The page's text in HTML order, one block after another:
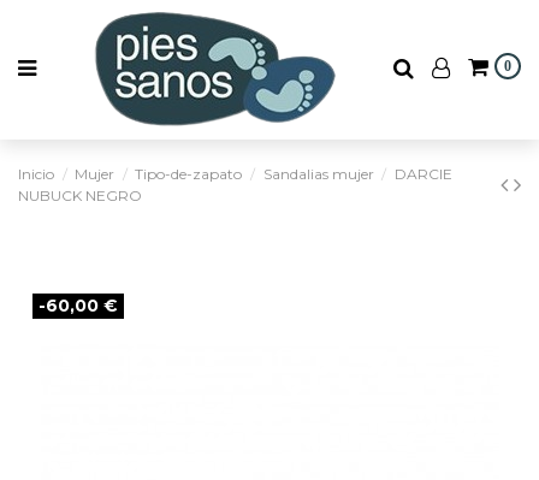
0
Inicio Mujer Tipo-de-zapato Sandalias mujer
DARCIE
NUBUCK NEGRO
-60,00 €